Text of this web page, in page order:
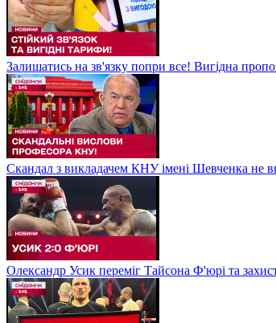
Залишатись на зв'язку попри все! Вигідна
Скандал з викладачем КНУ імені Шевченка не
Олександр Усик переміг Тайсона Ф'юрі та